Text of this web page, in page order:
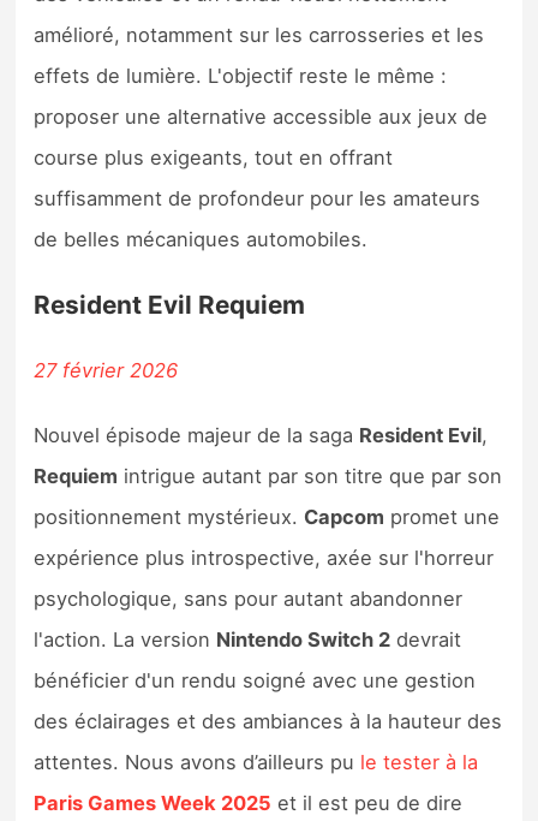
amélioré, notamment sur les carrosseries et les
effets de lumière. L'objectif reste le même :
proposer une alternative accessible aux jeux de
course plus exigeants, tout en offrant
suffisamment de profondeur pour les amateurs
de belles mécaniques automobiles.
Resident Evil Requiem
27 février 2026
Nouvel épisode majeur de la saga Resident Evil,
Requiem intrigue autant par son titre que par son
positionnement mystérieux. Capcom promet une
expérience plus introspective, axée sur l'horreur
psychologique, sans pour autant abandonner
l'action. La version Nintendo Switch 2 devrait
bénéficier d'un rendu soigné avec une gestion
des éclairages et des ambiances à la hauteur des
attentes. Nous avons d’ailleurs pu le tester à la
Paris Games Week 2025 et il est peu de dire